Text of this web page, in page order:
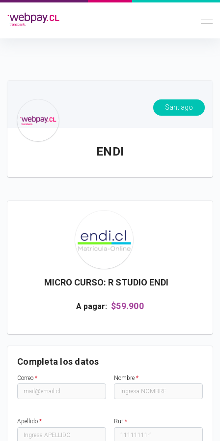
Santiago
ENDI
MICRO CURSO: R STUDIO ENDI
A pagar: $59.900
Completa los datos
Correo * Nombre *
Apellido * Rut *